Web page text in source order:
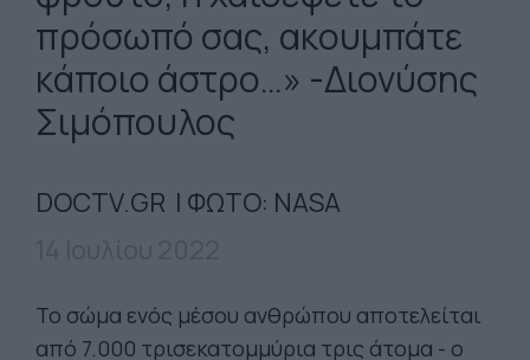
πρόσωπό σας, ακουμπάτε
κάποιο άστρο…» -Διονύσης
Σιμόπουλος
DOCTV.GR | ΦΩΤΟ: NASA
Το σώμα ενός μέσου ανθρώπου αποτελείται
από 7.000 τρισεκατομμύρια τρις άτομα - ο